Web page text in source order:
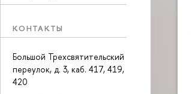
КОНТАКТЫ
Большой Трехсвятительский
переулок, д. 3, каб. 417, 419,
420